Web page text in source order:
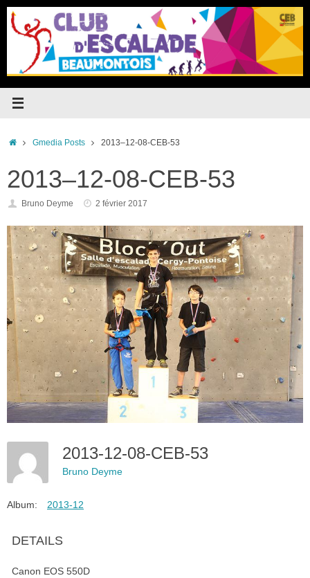
Passer
contenu
Accueil
Gmedia Posts 2013–12-08-CEB-53
2013–12-08-CEB-53
Bruno Deyme 2 février 2017
2013-12-08-CEB-53
Bruno Deyme
Album: 2013-12
DETAILS
Canon EOS 550D